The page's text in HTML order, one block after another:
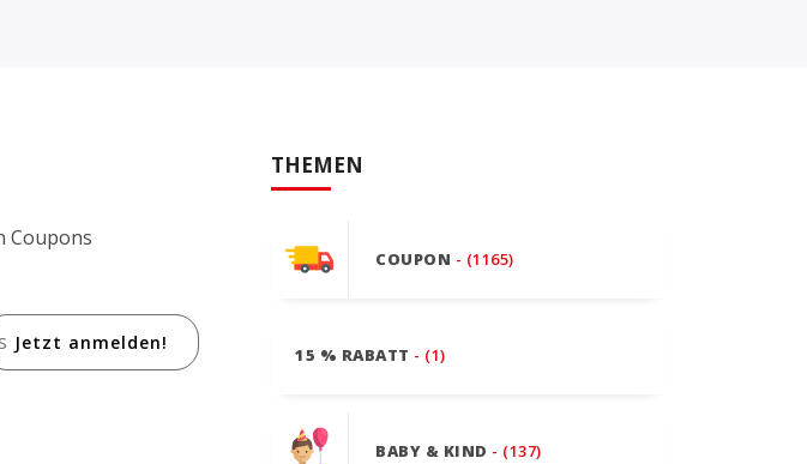
Coupons
Jetzt anmelden!
THEMEN
COUPON - (1165)
15 % RABATT - (1)
BABY & KIND - (137)